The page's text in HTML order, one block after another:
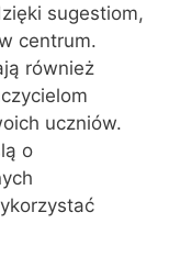
sugestiom,
centrum.
również
uczniów.
o